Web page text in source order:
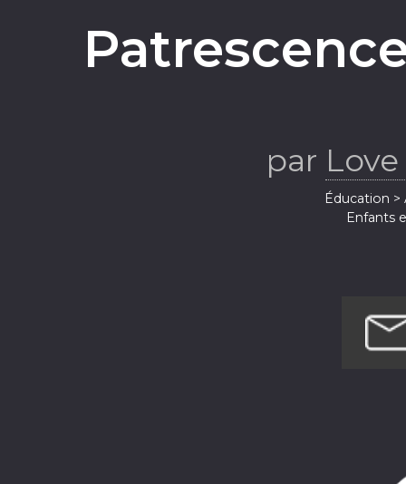
par
Éducation
Enfants